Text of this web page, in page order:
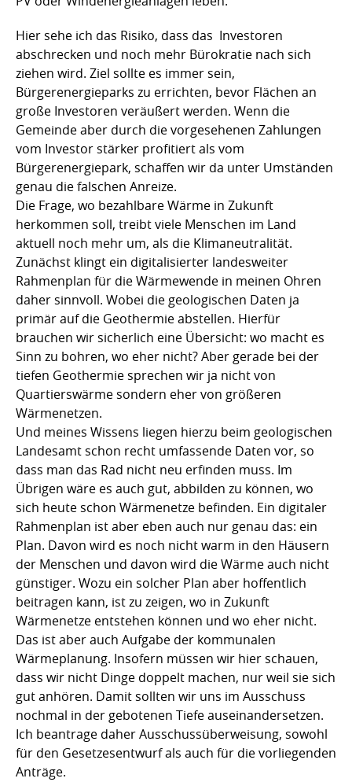
Hier sehe ich das Risiko, dass das Investoren
abschrecken und noch mehr Bürokratie nach sich
ziehen wird. Ziel sollte es immer sein,
Bürgerenergieparks zu errichten, bevor Flächen an
große Investoren veräußert werden. Wenn die
Gemeinde aber durch die vorgesehenen Zahlungen
vom Investor stärker profitiert als vom
Bürgerenergiepark, schaffen wir da unter Umständen
genau die falschen Anreize.
Die Frage, wo bezahlbare Wärme in Zukunft
herkommen soll, treibt viele Menschen im Land
aktuell noch mehr um, als die Klimaneutralität.
Zunächst klingt ein digitalisierter landesweiter
Rahmenplan für die Wärmewende in meinen Ohren
daher sinnvoll. Wobei die geologischen Daten ja
primär auf die Geothermie abstellen. Hierfür
brauchen wir sicherlich eine Übersicht: wo macht es
Sinn zu bohren, wo eher nicht? Aber gerade bei der
tiefen Geothermie sprechen wir ja nicht von
Quartierswärme sondern eher von größeren
Wärmenetzen.
Und meines Wissens liegen hierzu beim geologischen
Landesamt schon recht umfassende Daten vor, so
dass man das Rad nicht neu erfinden muss. Im
Übrigen wäre es auch gut, abbilden zu können, wo
sich heute schon Wärmenetze befinden. Ein digitaler
Rahmenplan ist aber eben auch nur genau das: ein
Plan. Davon wird es noch nicht warm in den Häusern
der Menschen und davon wird die Wärme auch nicht
günstiger. Wozu ein solcher Plan aber hoffentlich
beitragen kann, ist zu zeigen, wo in Zukunft
Wärmenetze entstehen können und wo eher nicht.
Das ist aber auch Aufgabe der kommunalen
Wärmeplanung. Insofern müssen wir hier schauen,
dass wir nicht Dinge doppelt machen, nur weil sie sich
gut anhören. Damit sollten wir uns im Ausschuss
nochmal in der gebotenen Tiefe auseinandersetzen.
Ich beantrage daher Ausschussüberweisung, sowohl
für den Gesetzesentwurf als auch für die vorliegenden
Anträge.